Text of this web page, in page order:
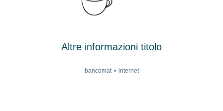
Altre informazioni titolo
bancomat internet